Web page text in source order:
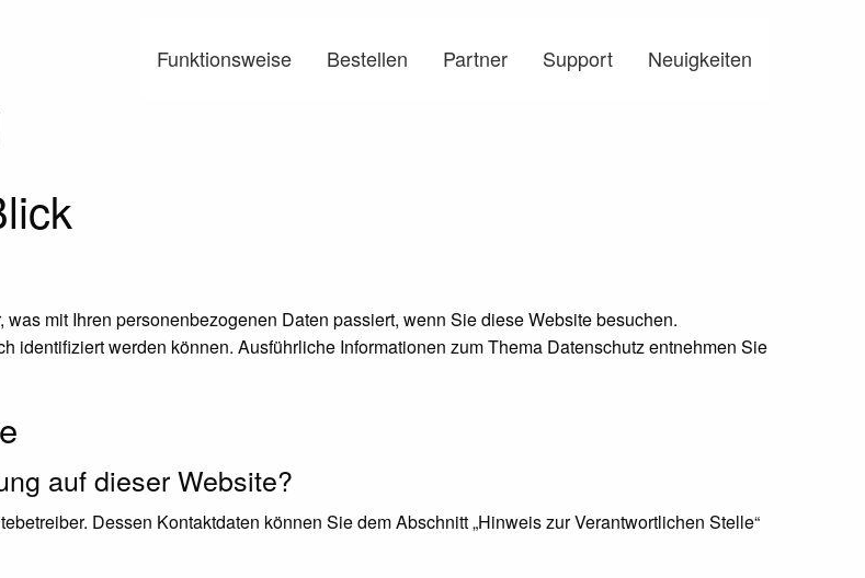
Funktionsweise Bestellen Partner Support Neuigkeiten
mit Ihren personenbezogenen Daten passiert, wenn Sie diese Website besuchen.
identifiziert werden können. Ausführliche Informationen zum Thema Datenschutz entnehmen Sie
auf dieser Website?
Dessen Kontaktdaten können Sie dem Abschnitt „Hinweis zur Verantwortlichen Stelle“